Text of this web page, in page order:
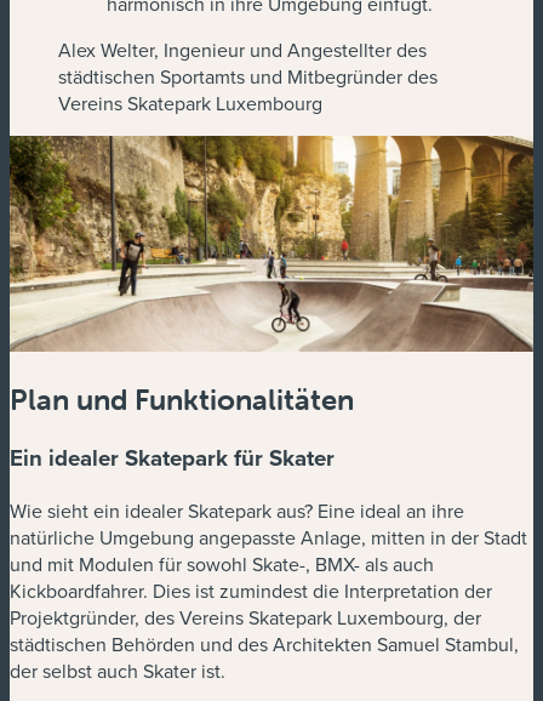
Alex Welter, Ingenieur und Angestellter des
städtischen Sportamts und Mitbegründer des
Vereins Skatepark Luxembourg
Plan und Funktionalitäten
Ein idealer Skatepark für Skater
Wie sieht ein idealer Skatepark aus? Eine ideal an ihre
natürliche Umgebung angepasste Anlage, mitten in der Stadt
und mit Modulen für sowohl Skate-, BMX- als auch
Kickboardfahrer. Dies ist zumindest die Interpretation der
Projektgründer, des Vereins Skatepark Luxembourg, der
städtischen Behörden und des Architekten Samuel Stambul,
der selbst auch Skater ist.